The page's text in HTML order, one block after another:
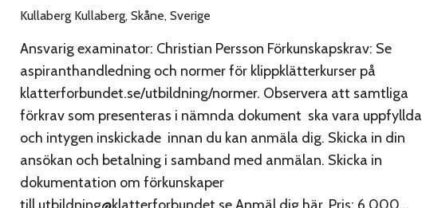
Kullaberg Kullaberg, Skåne, Sverige
Ansvarig examinator: Christian Persson Förkunskapskrav: Se
aspiranthandledning och normer för klippklätterkurser på
klatterforbundet.se/utbildning/normer. Observera att samtliga
förkrav som presenteras i nämnda dokument ska vara uppfyllda
och intygen inskickade innan du kan anmäla dig. Skicka in din
ansökan och betalning i samband med anmälan. Skicka in
dokumentation om förkunskaper
till utbildning@klatterforbundet.se Anmäl dig här. Pris: 6 000…